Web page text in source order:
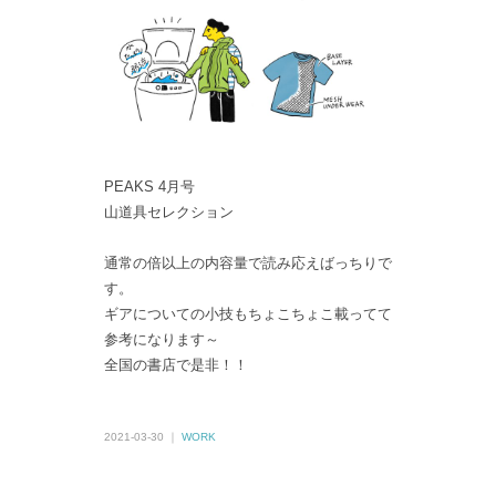
PEAKS 4月号
山道具セレクション
通常の倍以上の内容量で読み応えばっちりで
す。
ギアについての小技もちょこちょこ載ってて
参考になります～
全国の書店で是非！！
2021-03-30 ｜ WORK